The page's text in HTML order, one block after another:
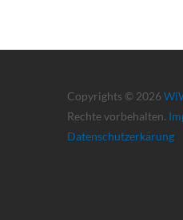
Copyrights © 2026
Rechte vorbehalten.
Datenschutzerkärung